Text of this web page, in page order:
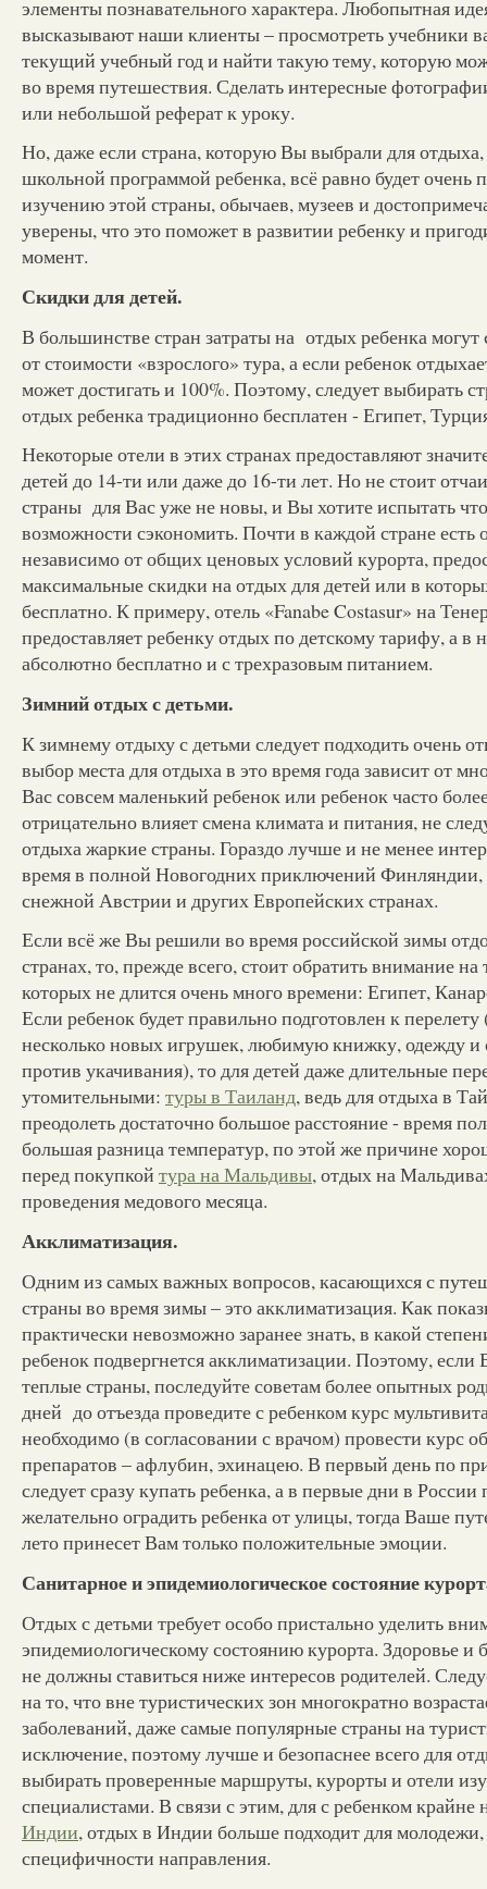
элементы познавательного характера. Любопытная
высказывают наши клиенты – просмотреть учебники
текущий учебный год и найти такую тему, которую
во время путешествия. Сделать интересные
или небольшой реферат к уроку.
Но, даже если страна, которую Вы выбрали для отдыха,
школьной программой ребенка, всё равно будет очень
изучению этой страны, обычаев, музеев и
уверены, что это поможет в развитии ребенку и
момент.
Скидки для детей.
В большинстве стран затраты на отдых ребенка могут
от стоимости «взрослого» тура, а если ребенок
может достигать и 100%. Поэтому, следует выбирать
отдых ребенка традиционно бесплатен - Египет,
Некоторые отели в этих странах предоставляют
детей до 14-ти или даже до 16-ти лет. Но не стоит
страны для Вас уже не новы, и Вы хотите испытать
возможности сэкономить. Почти в каждой стране есть
независимо от общих ценовых условий курорта,
максимальные скидки на отдых для детей или в
бесплатно. К примеру, отель «Fanabe Costasur» на
предоставляет ребенку отдых по детскому тарифу, а в
абсолютно бесплатно и с трехразовым питанием.
Зимний отдых с детьми.
К зимнему отдыху с детьми следует подходить очень
выбор места для отдыха в это время года зависит от
Вас совсем маленький ребенок или ребенок часто
отрицательно влияет смена климата и питания, не
отдыха жаркие страны. Гораздо лучше и не менее
время в полной Новогодних приключений Финляндии,
снежной Австрии и других Европейских странах.
Если всё же Вы решили во время российской зимы
странах, то, прежде всего, стоит обратить внимание
которых не длится очень много времени: Египет,
Если ребенок будет правильно подготовлен к
несколько новых игрушек, любимую книжку, одежду и
против укачивания), то для детей даже длительные
утомительными: туры в Таиланд, ведь для отдыха в
преодолеть достаточно большое расстояние - время
большая разница температур, по этой же причине
перед покупкой тура на Мальдивы, отдых на
проведения медового месяца.
Акклиматизация.
Одним из самых важных вопросов, касающихся с
страны во время зимы – это акклиматизация. Как
практически невозможно заранее знать, в какой
ребенок подвергнется акклиматизации. Поэтому, если
теплые страны, последуйте советам более опытных
дней до отъезда проведите с ребенком курс
необходимо (в согласовании с врачом) провести курс
препаратов – афлубин, эхинацею. В первый день по
следует сразу купать ребенка, а в первые дни в России
желательно оградить ребенка от улицы, тогда Ваше
лето принесет Вам только положительные эмоции.
Санитарное и эпидемиологическое состояние
Отдых с детьми требует особо пристально уделить
эпидемиологическому состоянию курорта. Здоровье и
не должны ставиться ниже интересов родителей.
на то, что вне туристических зон многократно
заболеваний, даже самые популярные страны на
исключение, поэтому лучше и безопаснее всего для
выбирать проверенные маршруты, курорты и отели
специалистами. В связи с этим, для с ребенком крайне
Индии, отдых в Индии больше подходит для
специфичности направления.